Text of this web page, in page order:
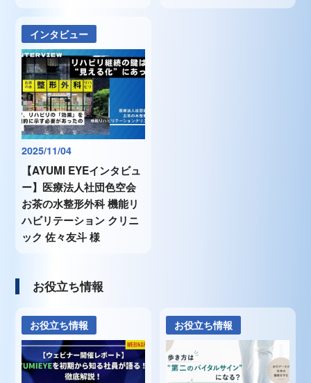
インタビュー
2025/11/04
【AYUMI EYEインタビュ
ー】医療法人社団色空会
お茶の水整形外科 機能リ
ハビリテーション クリニ
ック 佐々友斗 様
お役立ち情報
お役立ち情報 お役立ち情報